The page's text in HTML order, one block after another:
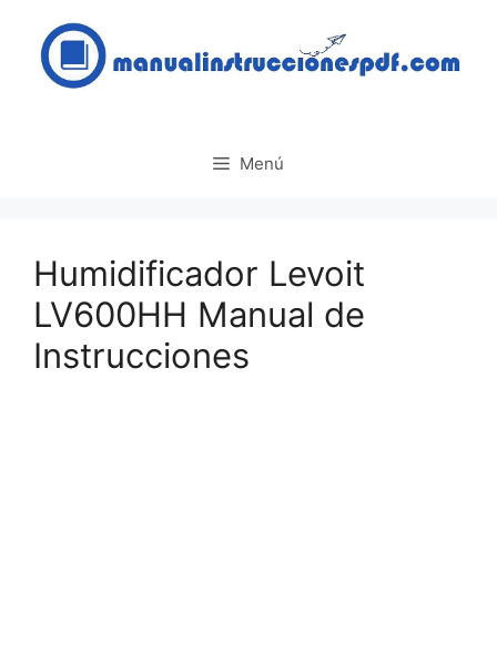
contenido
Menú
Humidificador Levoit
LV600HH Manual de
Instrucciones